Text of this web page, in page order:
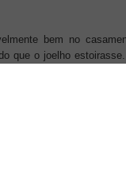
bem no
que o joelho
das minhas
não achei a
de tudo.
para aquecer (no
aspecto a rever pela